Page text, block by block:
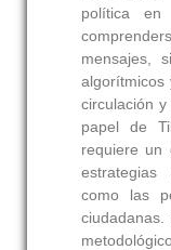
política en
mensajes,
algorítmicos
circulación
papel de
requiere un
como las
ciudadanas.